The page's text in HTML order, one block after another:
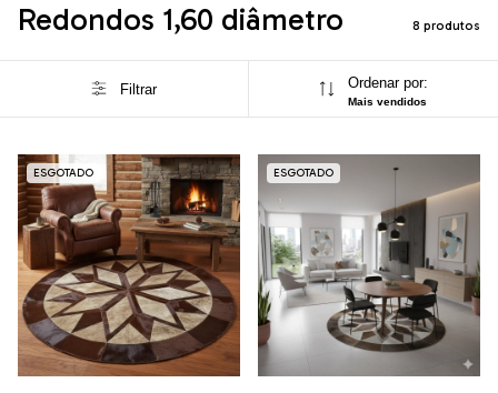
Redondos 1,60 diâmetro 8 produtos
Filtrar Ordenar por:
Mais vendidos
ESGOTADO ESGOTADO